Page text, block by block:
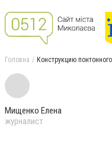
Головна Конструкцию
Мищенко Елена
журналист